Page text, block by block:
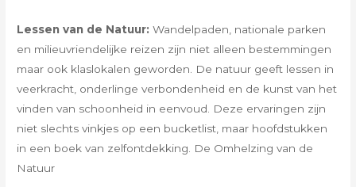
Lessen van de Natuur: Wandelpaden, nationale parken
en milieuvriendelijke reizen zijn niet alleen bestemmingen
maar ook klaslokalen geworden. De natuur geeft lessen in
veerkracht, onderlinge verbondenheid en de kunst van het
vinden van schoonheid in eenvoud. Deze ervaringen zijn
niet slechts vinkjes op een bucketlist, maar hoofdstukken
in een boek van zelfontdekking. De Omhelzing van de
Natuur